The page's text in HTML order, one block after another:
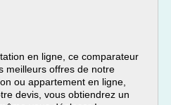
en ligne, ce comparateur
meilleurs offres de notre
ou appartement en ligne,
devis, vous obtiendrez un